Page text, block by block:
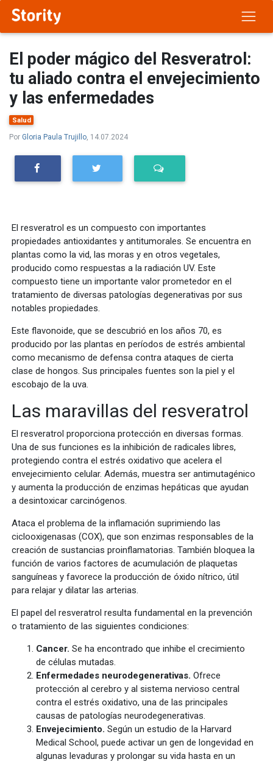
El poder mágico del Resveratrol:
tu aliado contra el envejecimiento
y las enfermedades
Salud
Por Gloria Paula Trujillo , 14.07.2024
El resveratrol es un compuesto con importantes
propiedades antioxidantes y antitumorales. Se encuentra en
plantas como la vid, las moras y en otros vegetales,
producido como respuestas a la radiación UV. Este
compuesto tiene un importante valor prometedor en el
tratamiento de diversas patologías degenerativas por sus
notables propiedades.
Este flavonoide, que se descubrió en los años 70, es
producido por las plantas en períodos de estrés ambiental
como mecanismo de defensa contra ataques de cierta
clase de hongos. Sus principales fuentes son la piel y el
escobajo de la uva.
Las maravillas del resveratrol
El resveratrol proporciona protección en diversas formas.
Una de sus funciones es la inhibición de radicales libres,
protegiendo contra el estrés oxidativo que acelera el
envejecimiento celular. Además, muestra ser antimutagénico
y aumenta la producción de enzimas hepáticas que ayudan
a desintoxicar carcinógenos.
Ataca el problema de la inflamación suprimiendo las
ciclooxigenasas (COX), que son enzimas responsables de la
creación de sustancias proinflamatorias. También bloquea la
función de varios factores de acumulación de plaquetas
sanguíneas y favorece la producción de óxido nítrico, útil
para relajar y dilatar las arterias.
El papel del resveratrol resulta fundamental en la prevención
o tratamiento de las siguientes condiciones:
Cancer. Se ha encontrado que inhibe el crecimiento
de células mutadas.
Enfermedades neurodegenerativas. Ofrece
protección al cerebro y al sistema nervioso central
contra el estrés oxidativo, una de las principales
causas de patologías neurodegenerativas.
Envejecimiento. Según un estudio de la Harvard
Medical School, puede activar un gen de longevidad en
algunas levaduras y prolongar su vida hasta en un